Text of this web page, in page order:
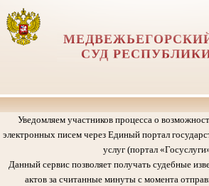
СУД
Уведомляем участников процесса о
электронных писем через Единый портал
услуг (портал
Данный сервис позволяет получать судебные
актов за считанные минуты с момента